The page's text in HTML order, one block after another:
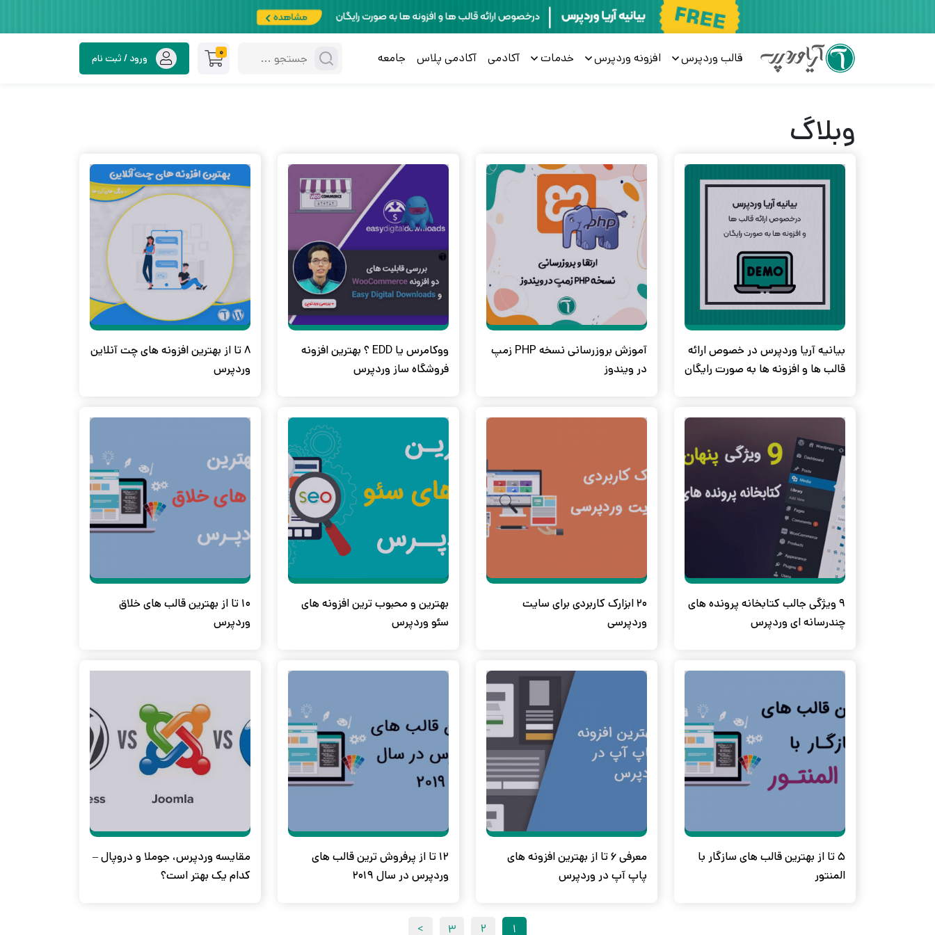
قالب وردپرس افزونه وردپرس خدمات آکادمی آکادمی پلاس جامعه 0 ورود / ثبت نام
وبلاگ
بیانیه آریا وردپرس در خصوص ارائه
قالب ها و افزونه ها به صورت رایگان
آموزش بروزرسانی نسخه PHP زمپ
در ویندوز
ووکامرس یا EDD ؟ بهترین افزونه
فروشگاه ساز وردپرس
8 تا از بهترین افزونه های چت آنلاین
وردپرس
9 ویژگی جالب کتابخانه پرونده های
چندرسانه ای وردپرس
20 ابزارک کاربردی برای سایت
وردپرسی
بهترین و محبوب ترین افزونه های
سئو وردپرس
10 تا از بهترین قالب های خلاق
وردپرس
5 تا از بهترین قالب های سازگار با
المنتور
معرفی 6 تا از بهترین افزونه های
پاپ آپ در وردپرس
12 تا از پرفروش ترین قالب های
وردپرس در سال 2019
مقایسه وردپرس، جوملا و دروپال –
کدام یک بهتر است؟
1
2
3
>